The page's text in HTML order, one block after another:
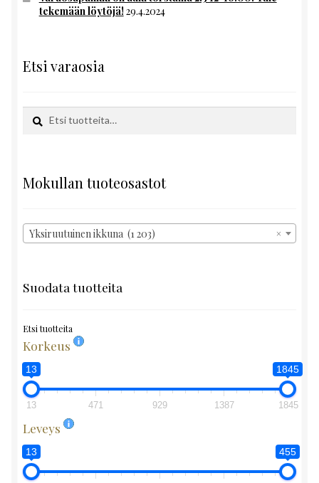
tekemään löytöjä!29.4.2024
Etsi varaosia
Etsi:
Haku
Mokullan tuoteosastot
×
Yksiruutuinen ikkuna (1 203)
Suodata tuotteita
Etsi tuotteita
Korkeus
13 1845
13 471 929 1387 1845
Leveys
13 455